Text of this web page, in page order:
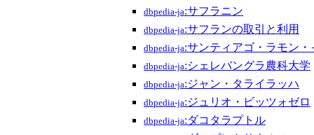
dbpedia-ja:サフラニン
dbpedia-ja:サフランの取引と利用
dbpedia-ja:サンティアゴ・ラモン
dbpedia-ja:シェレバングラ農科大学
dbpedia-ja:ジャン・タライラッハ
dbpedia-ja:ジュリオ・ビッツォゼロ
dbpedia-ja:ダコタラプトル